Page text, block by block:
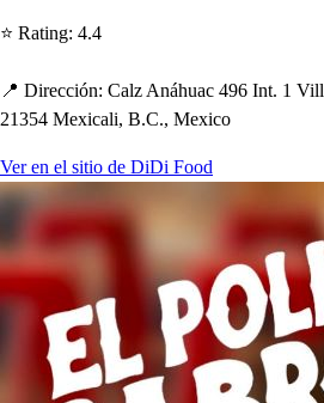
⭐ Rating: 4.4
📍 Dirección: Calz Anáhuac 496 Int. 1
21354 Mexicali, B.C., Mexico
Ver en el sitio de DiDi Food